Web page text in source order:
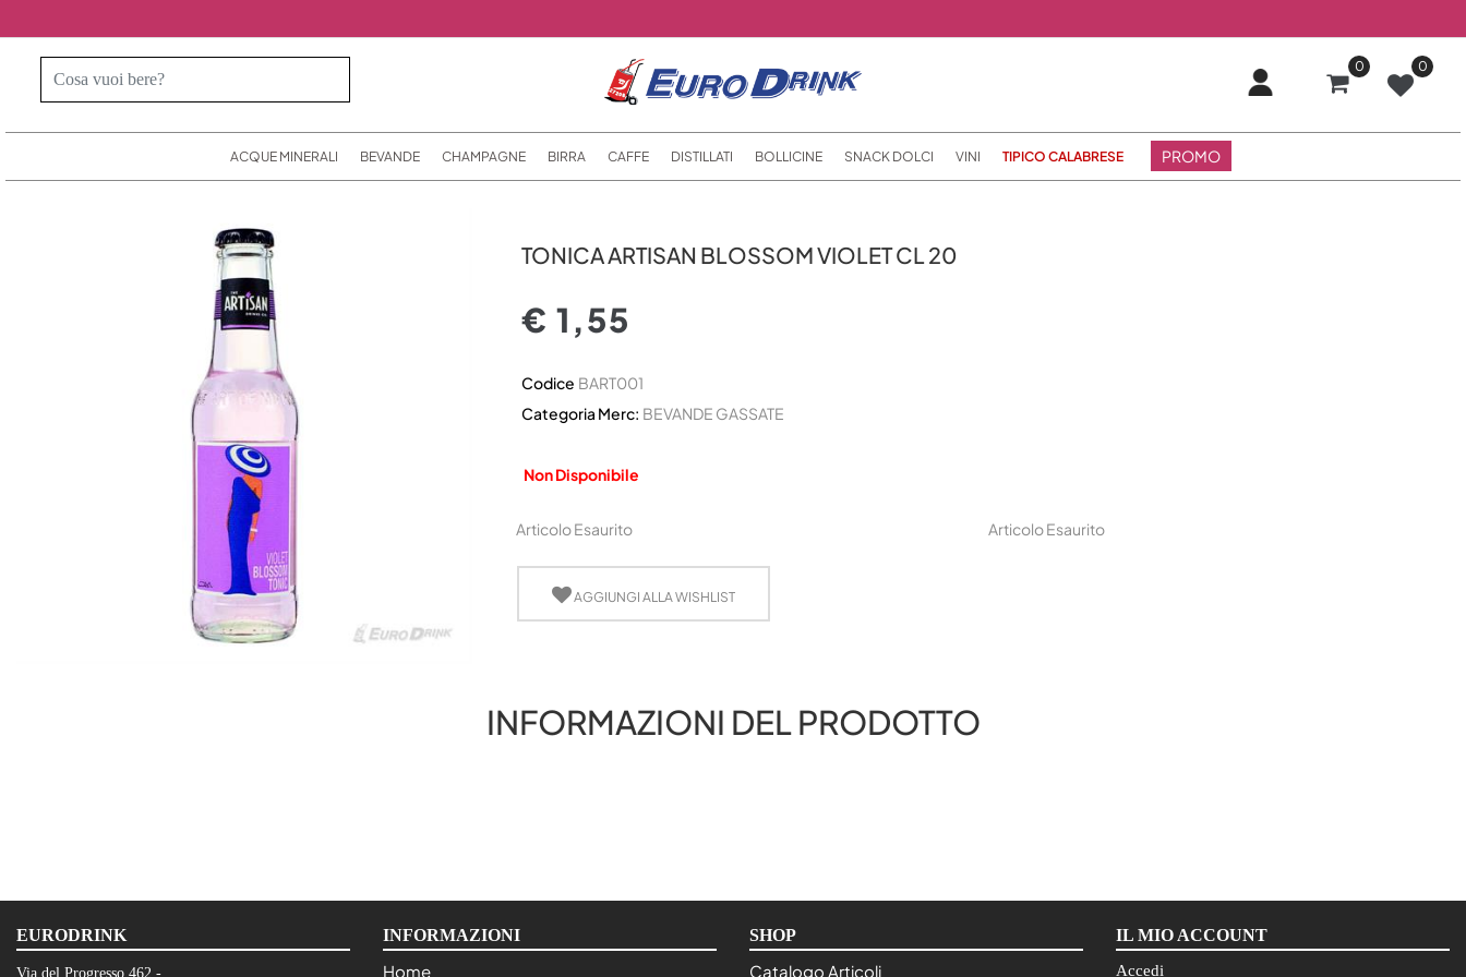
0 0
ACQUE MINERALI BEVANDE CHAMPAGNE BIRRA CAFFE DISTILLATI BOLLICINE SNACK DOLCI VINI TIPICO CALABRESE PROMO
TONICA ARTISAN BLOSSOM VIOLET CL 20
€ 1,55
Codice BART001
Categoria Merc: BEVANDE GASSATE
Non Disponibile
Articolo Esaurito Articolo Esaurito
AGGIUNGI ALLA WISHLIST
INFORMAZIONI DEL PRODOTTO
EURODRINK
Via del Progresso 462 -
INFORMAZIONI
Home
SHOP
Catalogo Articoli
IL MIO ACCOUNT
Accedi